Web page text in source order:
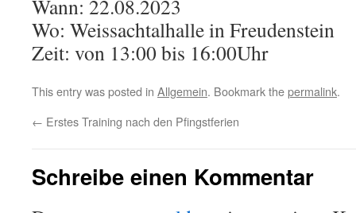
Wann: 22.08.2023
Wo: Weissachtalhalle in Freudenstein
Zeit: von 13:00 bis 16:00Uhr
This entry was posted in Allgemein. Bookmark thepermalink.
← Erstes Training nach den Pfingstferien
Schreibe einen Kommentar